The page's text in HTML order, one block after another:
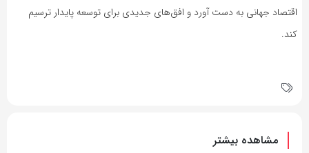
اقتصاد جهانی به دست آورد و افق‌های جدیدی برای توسعه پایدار ترسیم
کند.
مشاهده بیشتر